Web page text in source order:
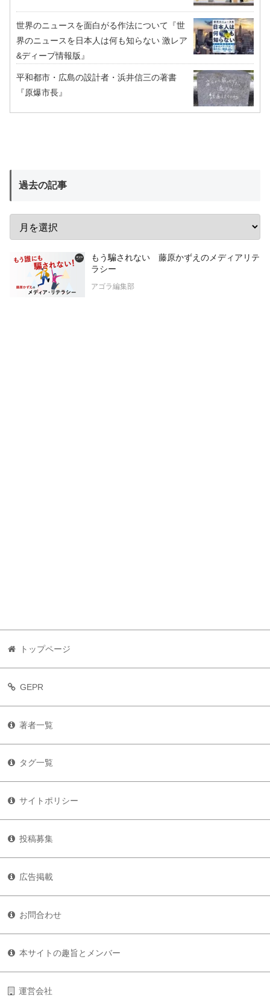
世界のニュースを面白がる作法について『世
界のニュースを日本人は何も知らない 激レア
&ディープ情報版』
平和都市・広島の設計者・浜井信三の著書
『原爆市長』
過去の記事
もう騙されない 藤原かずえのメディアリテ
ラシー
アゴラ編集部
トップページ
GEPR
著者一覧
タグ一覧
サイトポリシー
投稿募集
広告掲載
お問合わせ
本サイトの趣旨とメンバー
運営会社